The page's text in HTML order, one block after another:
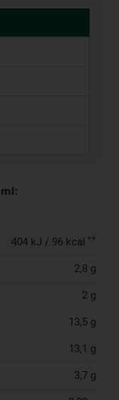
404 kJ / 96 kcal **
2,8 g
2 g
13,5 g
13,1 g
3,7 g